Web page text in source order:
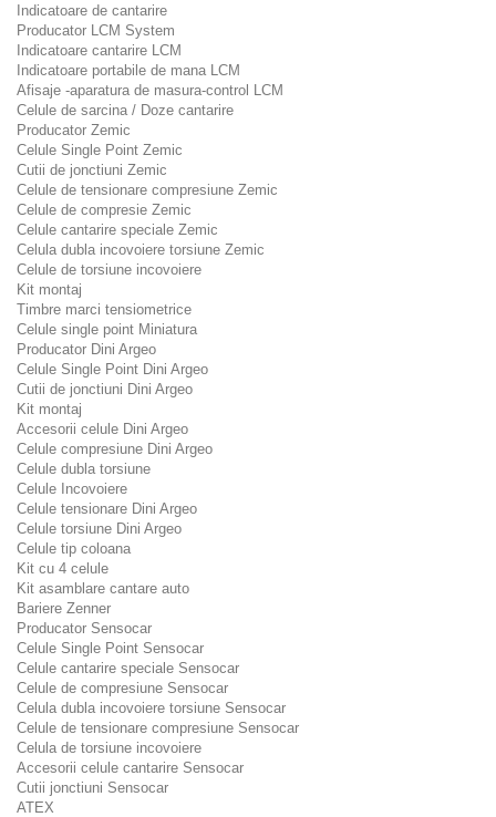
Indicatoare de cantarire
Producator LCM System
Indicatoare cantarire LCM
Indicatoare portabile de mana LCM
Afisaje -aparatura de masura-control LCM
Celule de sarcina / Doze cantarire
Producator Zemic
Celule Single Point Zemic
Cutii de jonctiuni Zemic
Celule de tensionare compresiune Zemic
Celule de compresie Zemic
Celule cantarire speciale Zemic
Celula dubla incovoiere torsiune Zemic
Celule de torsiune incovoiere
Kit montaj
Timbre marci tensiometrice
Celule single point Miniatura
Producator Dini Argeo
Celule Single Point Dini Argeo
Cutii de jonctiuni Dini Argeo
Kit montaj
Accesorii celule Dini Argeo
Celule compresiune Dini Argeo
Celule dubla torsiune
Celule Incovoiere
Celule tensionare Dini Argeo
Celule torsiune Dini Argeo
Celule tip coloana
Kit cu 4 celule
Kit asamblare cantare auto
Bariere Zenner
Producator Sensocar
Celule Single Point Sensocar
Celule cantarire speciale Sensocar
Celule de compresiune Sensocar
Celula dubla incovoiere torsiune Sensocar
Celule de tensionare compresiune Sensocar
Celula de torsiune incovoiere
Accesorii celule cantarire Sensocar
Cutii jonctiuni Sensocar
ATEX